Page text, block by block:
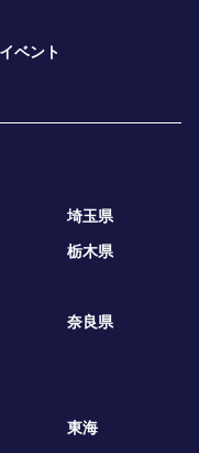
ベント
埼玉県
栃木県
奈良県
東海